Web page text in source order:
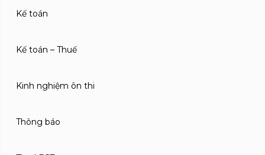
Kế toán
Kế toán – Thuế
Kinh nghiệm ôn thi
Thông báo